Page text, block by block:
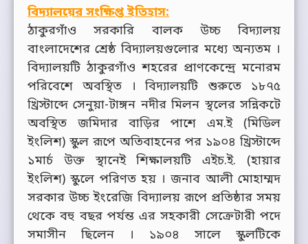
বিদ্যালয়ের সংক্ষিপ্ত ইতিহাস:
ঠাকুরগাঁও সরকারি বালক উচ্চ বিদ্যালয়
বাংলাদেশের শ্রেষ্ঠ বিদ্যালয়গুলোর মধ্যে অন্যতম ।
বিদ্যালয়টি ঠাকুরগাঁও শহরের প্রাণকেন্দ্রে মনোরম
পরিবেশে অবস্থিত । বিদ্যালয়টি শুরুতে ১৮৭৫
খ্রিস্টাব্দে সেনুয়া-টাঙ্গন নদীর মিলন স্থলের সন্নিকটে
অবস্থিত জমিদার বাড়ির পাশে এম.ই (মিডিল
ইংলিশ) স্কুল রূপে অতিবাহনের পর ১৯০৪ খ্রিস্টাব্দে
১মার্চ উক্ত স্থানেই শিক্ষালয়টি এইচ.ই. (হায়ার
ইংলিশ) স্কুলে পরিণত হয় । জনাব আলী মোহাম্মদ
সরকার উচ্চ ইংরেজি বিদ্যালয় রূপে প্রতিষ্ঠার সময়
থেকে বহু বছর পর্যন্ত এর সহকারী সেক্রেটারী পদে
সমাসীন ছিলেন । ১৯০৪ সালে স্কুলটিকে